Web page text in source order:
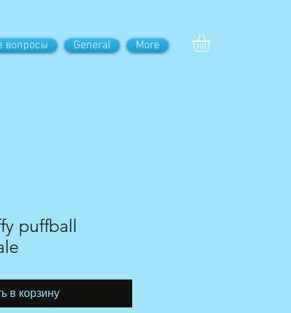
вопросы General More
puffball
в корзину